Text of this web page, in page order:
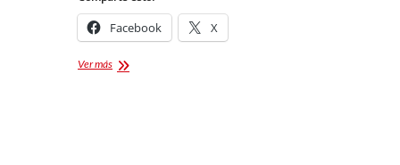
Facebook X
Ver másCorrida